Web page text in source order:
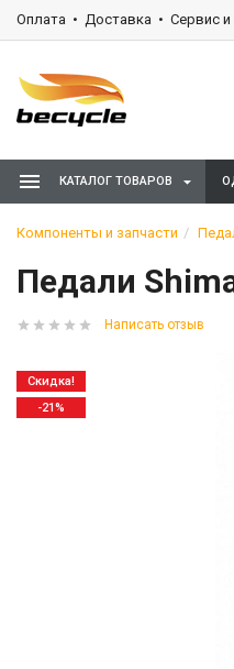
Оплата Доставка Сервис и
КАТАЛОГ ТОВАРОВ
Компоненты и запчасти
Педали
Написать отзыв
Скидка!
-21%